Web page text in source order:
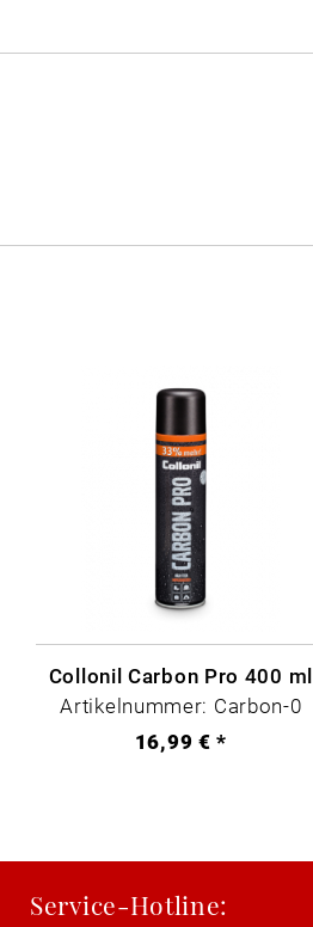
Collonil Carbon Pro 400 ml
Artikelnummer: Carbon-0
16,99 € *
Service-Hotline: